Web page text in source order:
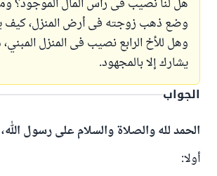
هل لنا نصيب فى رأس المال الموجود؟
وضع ذهب زوجته فى أرض المنزل، كيف
وهل للأخ الرابع نصيب فى المنزل المبني،
يشارك إلا بالمجهود.
الجواب
الحمد لله والصلاة والسلام على رسول
أولا: